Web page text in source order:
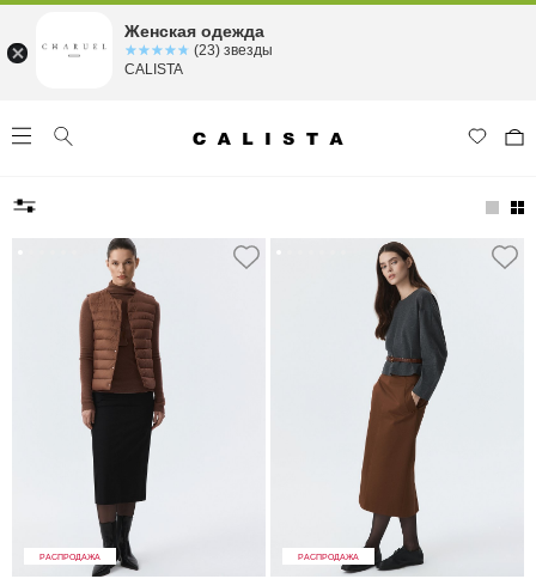
РАСПРОДАЖА РАСПРОДАЖА
Женская одежда
☆☆☆☆☆
★★★★★ (23) звезды
CALISTA